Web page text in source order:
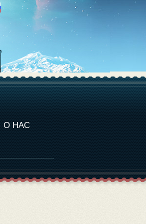
О НАС